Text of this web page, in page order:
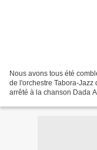
Nous avons tous été
de l'orchestre Tabora-Jazz
arrêté à la chanson Dada